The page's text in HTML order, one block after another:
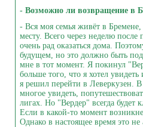
- Возможно ли возвращение в
- Вся моя семья живёт в
месту. Всего через неделю
очень рад оказаться дома.
будущем, но это должно быть
мне в тот момент. Я покинул
больше того, что я хотел
я решил перейти в Леверкузен.
многое увидеть,
лигах. Но "Вердер" всегда будет
Если в какой-то момент
Однако в настоящее время это не